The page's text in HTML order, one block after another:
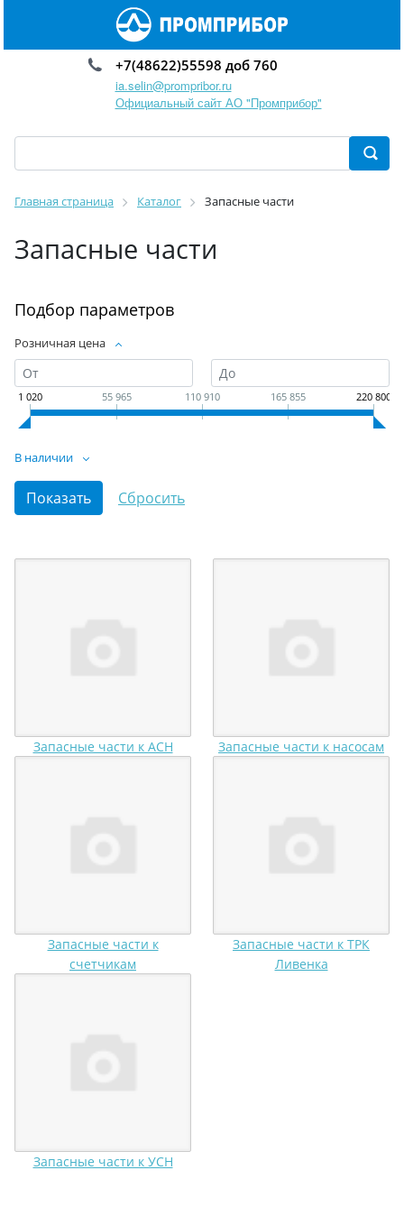
+7(48622)55598 доб 760
ia.selin@prompribor.ru
Официальный сайт АО "Промприбор"
Главная страница Каталог Запасные части
Запасные части
Подбор параметров
Розничная цена
1 020 55 965 110 910 165 855 220 800
В наличии
Запасные части к АСН Запасные части к насосам
Запасные части к
счетчикам
Запасные части к ТРК
Ливенка
Запасные части к УСН